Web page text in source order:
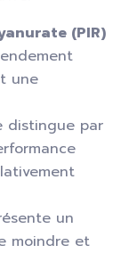
(PIR)
une
distingue par
un
moindre et